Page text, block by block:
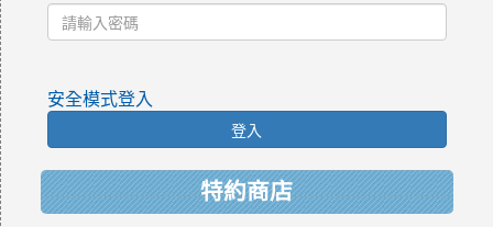
安全模式登入
登入
特約商店